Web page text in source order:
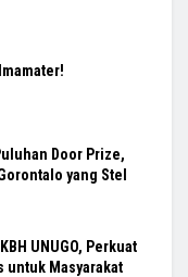
Door Prize,
yang Stel
UNUGO, Perkuat
untuk Masyarakat